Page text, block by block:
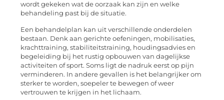
wordt gekeken wat de oorzaak kan zijn en welke
behandeling past bij de situatie.
Een behandelplan kan uit verschillende onderdelen
bestaan. Denk aan gerichte oefeningen, mobilisaties,
krachttraining, stabiliteitstraining, houdingsadvies en
begeleiding bij het rustig opbouwen van dagelijkse
activiteiten of sport. Soms ligt de nadruk eerst op pijn
verminderen. In andere gevallen is het belangrijker om
sterker te worden, soepeler te bewegen of weer
vertrouwen te krijgen in het lichaam.